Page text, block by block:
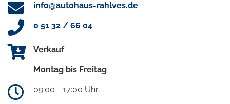
info@autohaus-rahlves.de
0 51 32 / 66 04
Verkauf
Montag bis Freitag
09:00 - 17:00 Uhr